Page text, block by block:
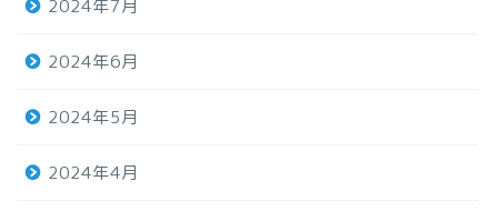
2024年7月
2024年6月
2024年5月
2024年4月